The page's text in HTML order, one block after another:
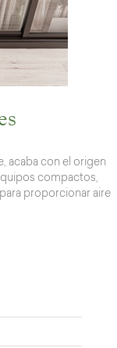
acaba con el origen
compactos,
proporcionar aire